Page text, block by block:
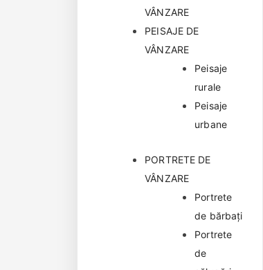
VÂNZARE
PEISAJE DE
VÂNZARE
Peisaje
rurale
Peisaje
urbane
PORTRETE DE
VÂNZARE
Portrete
de bărbaţi
Portrete
de